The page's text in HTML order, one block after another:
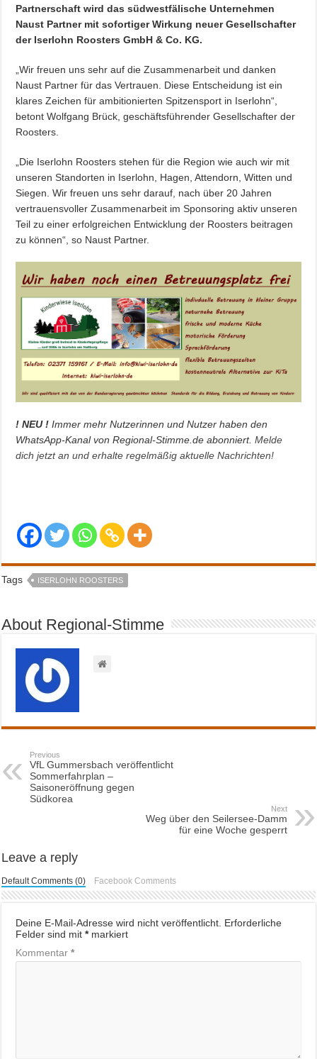
Partnerschaft wird das südwestfälische Unternehmen
Naust Partner mit sofortiger Wirkung neuer Gesellschafter
der Iserlohn Roosters GmbH & Co. KG.
„Wir freuen uns sehr auf die Zusammenarbeit und danken
Naust Partner für das Vertrauen. Diese Entscheidung ist ein
klares Zeichen für ambitionierten Spitzensport in Iserlohn“,
betont Wolfgang Brück, geschäftsführender Gesellschafter der
Roosters.
„Die Iserlohn Roosters stehen für die Region wie auch wir mit
unseren Standorten in Iserlohn, Hagen, Attendorn, Witten und
Siegen. Wir freuen uns sehr darauf, nach über 20 Jahren
vertrauensvoller Zusammenarbeit im Sponsoring aktiv unseren
Teil zu einer erfolgreichen Entwicklung der Roosters beitragen
zu können“, so Naust Partner.
! NEU ! Immer mehr Nutzerinnen und Nutzer haben den
WhatsApp-Kanal von Regional-Stimme.de abonniert.Melde
dich jetzt an und erhalte regelmäßig aktuelle Nachrichten!
Tags ISERLOHN ROOSTERS
About Regional-Stimme
Previous
VfL Gummersbach veröffentlicht
Sommerfahrplan –
Saisoneröffnung gegen
Südkorea
Next
Weg über den Seilersee-Damm
für eine Woche gesperrt
Leave a reply
Default Comments (0) Facebook Comments
Deine E-Mail-Adresse wird nicht veröffentlicht. Erforderliche
Felder sind mit*markiert
Kommentar*